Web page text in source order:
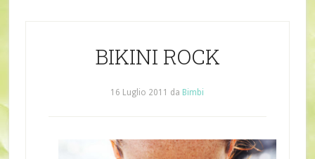
BIKINI ROCK
16 Luglio 2011 da Bimbi